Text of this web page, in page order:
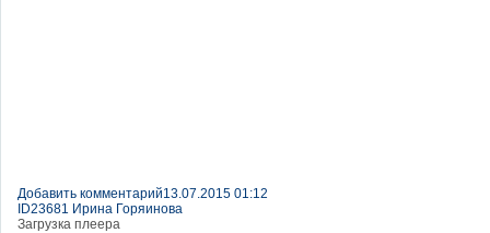
Добавить комментарий13.07.2015 01:12
ID23681 Ирина Горяинова
Загрузка плеера